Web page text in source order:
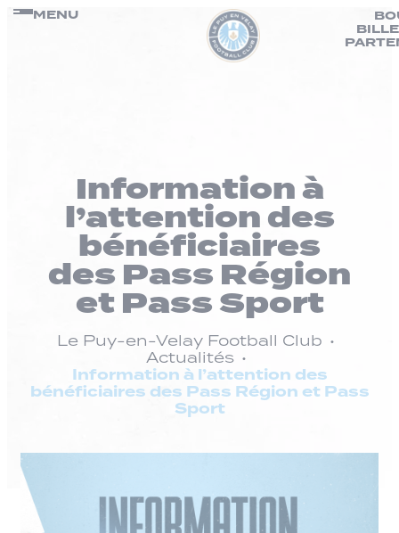
Passer
MENU
Information à
l’attention des
bénéficiaires
des Pass Région
et Pass Sport
Le Puy-en-Velay Football Club
Actualités
Information à l’attention des
bénéficiaires des Pass Région et Pass
Sport
Panneau de gestion des cookies